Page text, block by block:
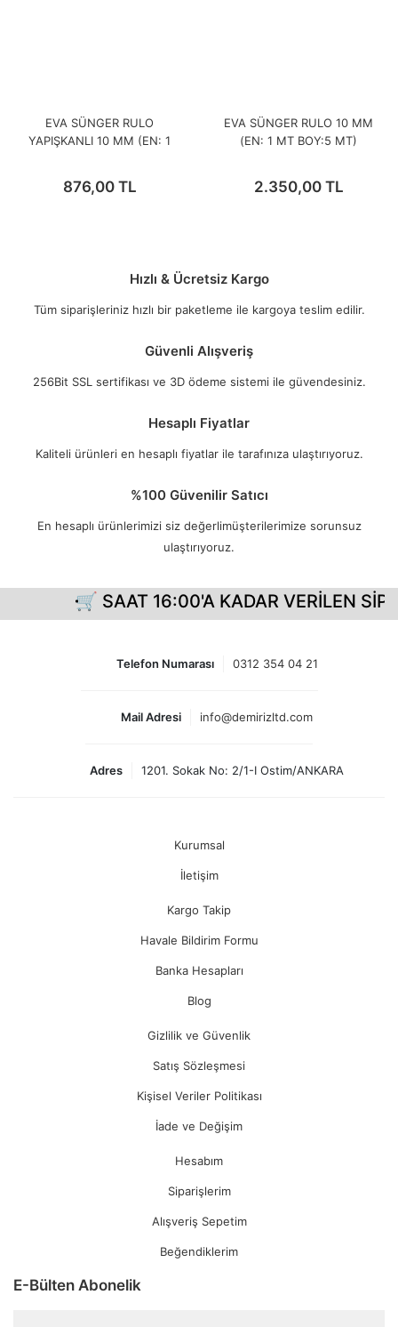
EVA SÜNGER RULO
YAPIŞKANLI 10 MM (EN: 1
876,00 TL
EVA SÜNGER RULO 10 MM
(EN: 1 MT BOY:5 MT)
2.350,00 TL
Hızlı & Ücretsiz Kargo
Tüm siparişleriniz hızlı bir paketleme ile kargoya teslim edilir.
Güvenli Alışveriş
256Bit SSL sertifikası ve 3D ödeme sistemi ile güvendesiniz.
Hesaplı Fiyatlar
Kaliteli ürünleri en hesaplı fiyatlar ile tarafınıza ulaştırıyoruz.
%100 Güvenilir Satıcı
En hesaplı ürünlerimizi siz değerlimüşterilerimize sorunsuz
ulaştırıyoruz.
🛒 SAAT 16:00'A KADAR VERİLEN
Telefon Numarası 0312 354 04 21
Mail Adresi info@demirizltd.com
Adres 1201. Sokak No: 2/1-I Ostim/ANKARA
Kurumsal
İletişim
Kargo Takip
Havale Bildirim Formu
Banka Hesapları
Blog
Gizlilik ve Güvenlik
Satış Sözleşmesi
Kişisel Veriler Politikası
İade ve Değişim
Hesabım
Siparişlerim
Alışveriş Sepetim
Beğendiklerim
E-Bülten Abonelik